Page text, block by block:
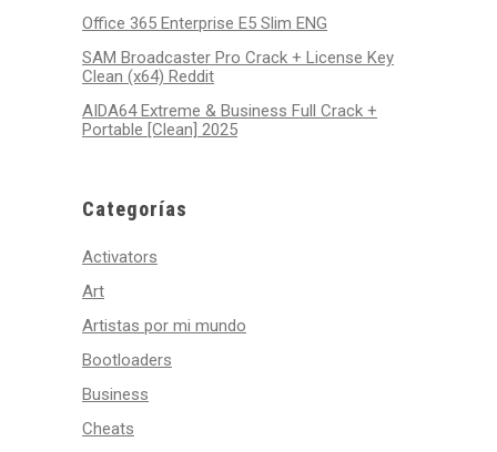
Office 365 Enterprise E5 Slim ENG
SAM Broadcaster Pro Crack + License Key
Clean (x64) Reddit
AIDA64 Extreme & Business Full Crack +
Portable [Clean] 2025
Categorías
Activators
Art
Artistas por mi mundo
Bootloaders
Business
Cheats